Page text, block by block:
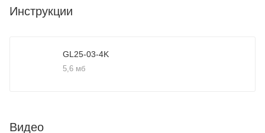
Инструкции
GL25-03-4K
5,6 мб
Видео